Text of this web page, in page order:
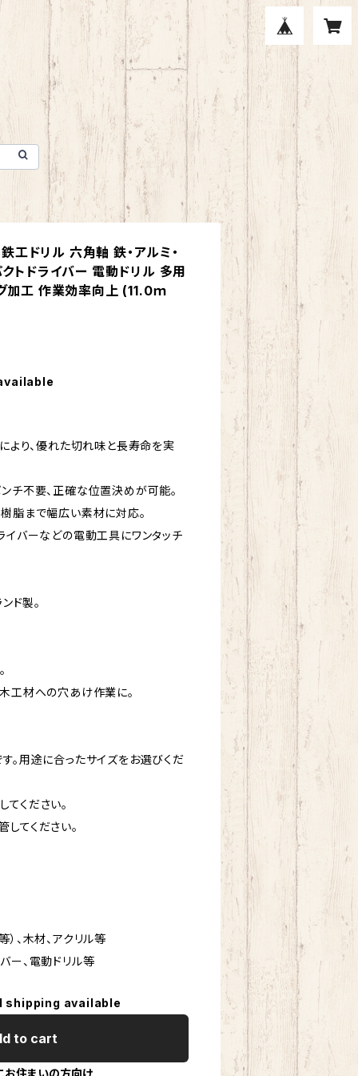
工ドリル 六角軸 鉄・アルミ・
トドライバー 電動ドリル 多用
加工 作業効率向上 (11.0ｍ
より、優れた切れ味と長寿命を実
チ不要、正確な位置決めが可能。
脂まで幅広い素材に対応。
イバーなどの電動工具にワンタッチ
ド製。
工材への穴あけ作業に。
。用途に合ったサイズをお選びくだ
ください。
てください。
、木材、アクリル等
ー、電動ドリル等
shipping available
to cart
お住まいの方向け